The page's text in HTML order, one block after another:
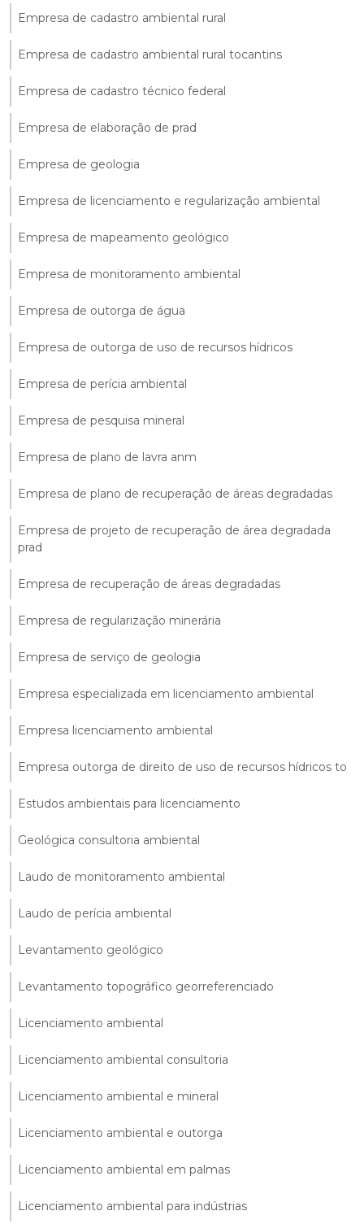
Empresa de cadastro ambiental rural
Empresa de cadastro ambiental rural tocantins
Empresa de cadastro técnico federal
Empresa de elaboração de prad
Empresa de geologia
Empresa de licenciamento e regularização ambiental
Empresa de mapeamento geológico
Empresa de monitoramento ambiental
Empresa de outorga de água
Empresa de outorga de uso de recursos hídricos
Empresa de perícia ambiental
Empresa de pesquisa mineral
Empresa de plano de lavra anm
Empresa de plano de recuperação de áreas degradadas
Empresa de projeto de recuperação de área degradada
prad
Empresa de recuperação de áreas degradadas
Empresa de regularização minerária
Empresa de serviço de geologia
Empresa especializada em licenciamento ambiental
Empresa licenciamento ambiental
Empresa outorga de direito de uso de recursos hídricos to
Estudos ambientais para licenciamento
Geológica consultoria ambiental
Laudo de monitoramento ambiental
Laudo de perícia ambiental
Levantamento geológico
Levantamento topográfico georreferenciado
Licenciamento ambiental
Licenciamento ambiental consultoria
Licenciamento ambiental e mineral
Licenciamento ambiental e outorga
Licenciamento ambiental em palmas
Licenciamento ambiental para indústrias